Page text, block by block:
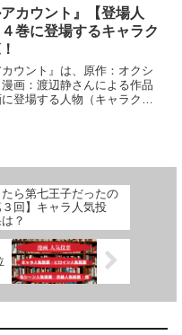
ています
アカウント』【登場人
巻に登場するキャラク
カウント』は、原作：オクシ
漫画：渡辺静さんによる作品
登場する人物（キャラクタ
たら第七王子だったの
回】キャラ人気投
？